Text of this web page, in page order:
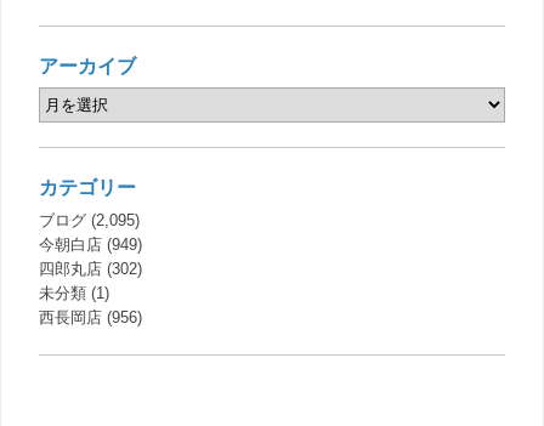
アーカイブ
カテゴリー
ブログ (2,095)
今朝白店 (949)
四郎丸店 (302)
未分類 (1)
西長岡店 (956)